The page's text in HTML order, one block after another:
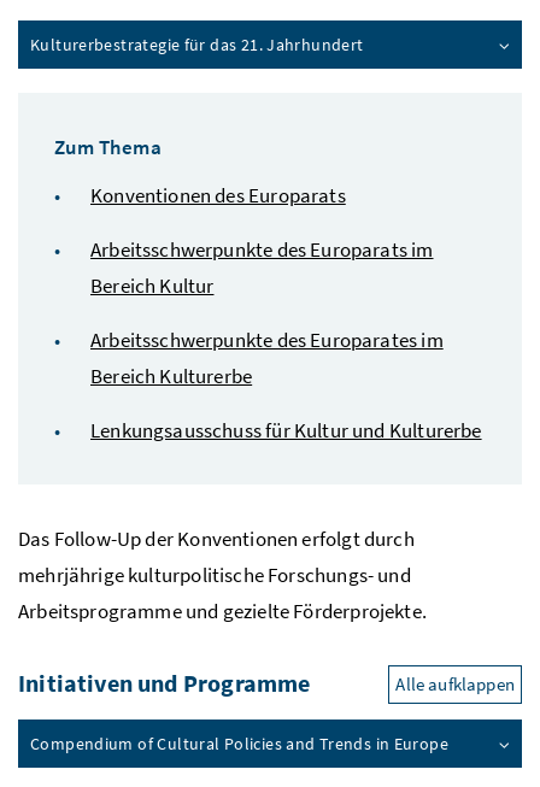
Kulturerbestrategie für das 21. Jahrhundert
Zum Thema
Konventionen des Europarats
Arbeitsschwerpunkte des Europarats im
Bereich Kultur
Arbeitsschwerpunkte des Europarates im
Bereich Kulturerbe
Lenkungsausschuss für Kultur und Kulturerbe
Das Follow-Upder Konventionen erfolgt durch
mehrjährige kulturpolitische Forschungs- und
Arbeitsprogramme und gezielte Förderprojekte.
Initiativen und Programme Alle aufklappen
Compendium of Cultural Policies and Trends in Europe